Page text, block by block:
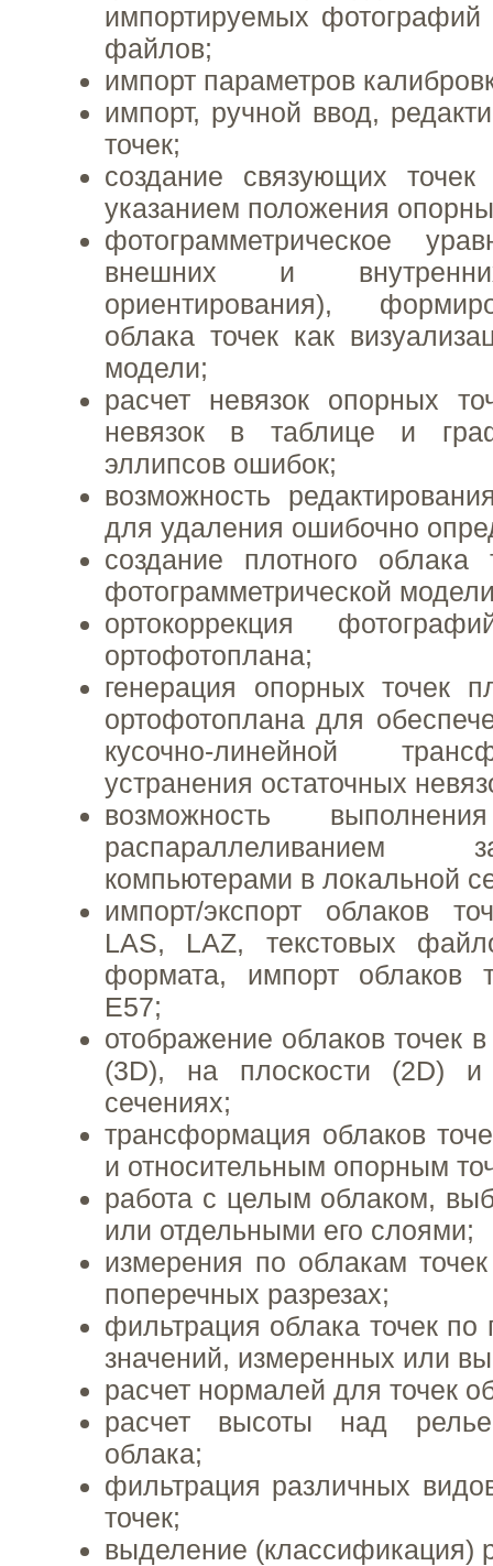
импортируемых фотографий
файлов;
импорт параметров
импорт, ручной ввод,
точек;
создание связующих
указанием положения
фотограмметрическое
внешних и
ориентирования),
облака точек как
модели;
расчет невязок опорных
невязок в таблице и
эллипсов ошибок;
возможность
для удаления ошибочно
создание плотного
фотограмметрической
ортокоррекция
ортофотоплана;
генерация опорных точек
ортофотоплана для
кусочно-линейной
устранения остаточных
возможность
компьютерами в локальной
импорт/экспорт облаков
LAS, LAZ, текстовых
формата, импорт облаков
E57;
отображение облаков точек
(3D), на плоскости (2D) и
сечениях;
трансформация облаков
и относительным опорным
работа с целым облаком,
или отдельными его слоями;
измерения по облакам
поперечных разрезах;
фильтрация облака точек по
значений, измеренных или
расчет нормалей для точек
расчет высоты над
облака;
фильтрация различных
точек;
выделение (классификация)